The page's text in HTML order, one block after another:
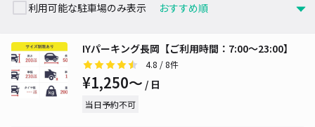
利用可能な駐車場のみ表示
IYパーキング長岡【ご利用時間：7:00〜23:00】
4.8 / 8件
¥1,250〜 / 日
当日予約不可